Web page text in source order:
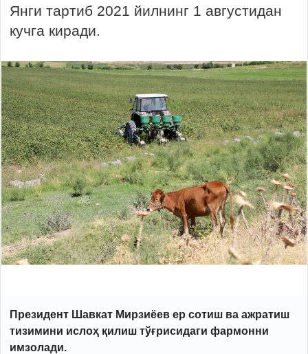
Янги тартиб 2021 йилнинг 1 августидан
кучга киради.
Президент Шавкат Мирзиёев ер сотиш ва ажратиш
тизимини ислоҳ қилиш тўғрисидаги фармонни
имзолади.